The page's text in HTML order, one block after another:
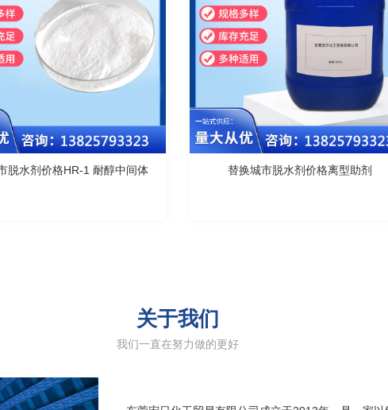
脱水剂价格HR-1 耐醇中间体 替换城市脱水剂价格离型助剂
关于我们
我们一直在努力做的更好